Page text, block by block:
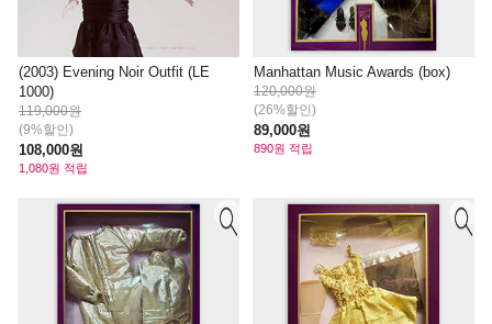
(2003) Evening Noir Outfit (LE
1000)
119,000원
(9%할인)
108,000원
1,080원 적립
Manhattan Music Awards (box)
120,000원
(26%할인)
89,000원
890원 적립